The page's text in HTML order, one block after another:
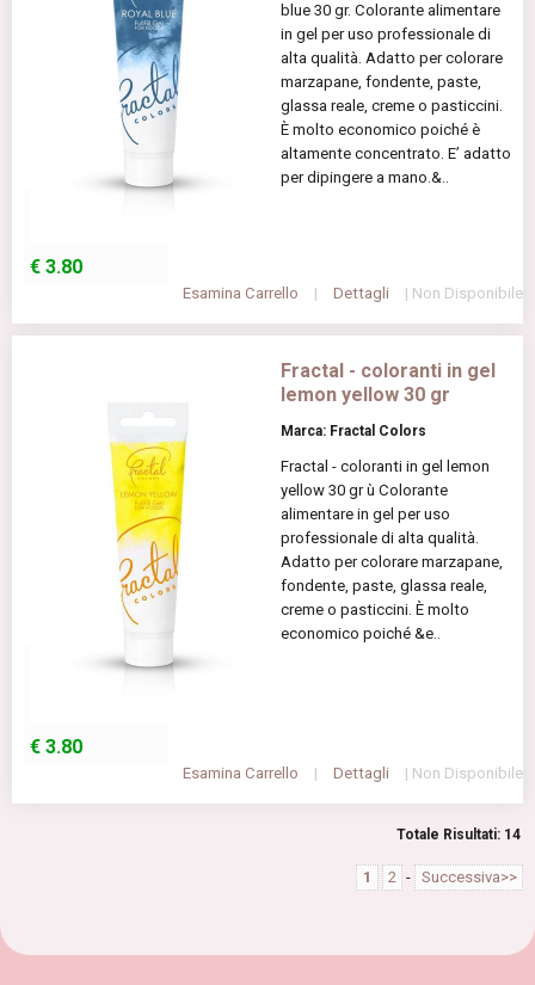
blue 30 gr. Colorante alimentare
in gel per uso professionale di
alta qualità. Adatto per colorare
marzapane, fondente, paste,
glassa reale, creme o pasticcini.
È molto economico poiché è
altamente concentrato. E’ adatto
per dipingere a mano.&..
€ 3.80
Esamina Carrello | Dettagli | Non Disponibile
Fractal - coloranti in gel
lemon yellow 30 gr
Marca: Fractal Colors
Fractal - coloranti in gel lemon
yellow 30 gr ù Colorante
alimentare in gel per uso
professionale di alta qualità.
Adatto per colorare marzapane,
fondente, paste, glassa reale,
creme o pasticcini. È molto
economico poiché &e..
€ 3.80
Esamina Carrello | Dettagli | Non Disponibile
Totale Risultati: 14
1 2 - Successiva>>